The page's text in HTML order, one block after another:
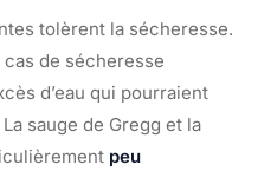
tolèrent la sécheresse.
cas de sécheresse
d’eau qui pourraient
sauge de Gregg et la
peu